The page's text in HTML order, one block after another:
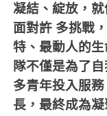
凝結、綻放，
面對許 多挑戰
特、最動人的
隊不僅是為了
多青年投入服
長，最終成為凝